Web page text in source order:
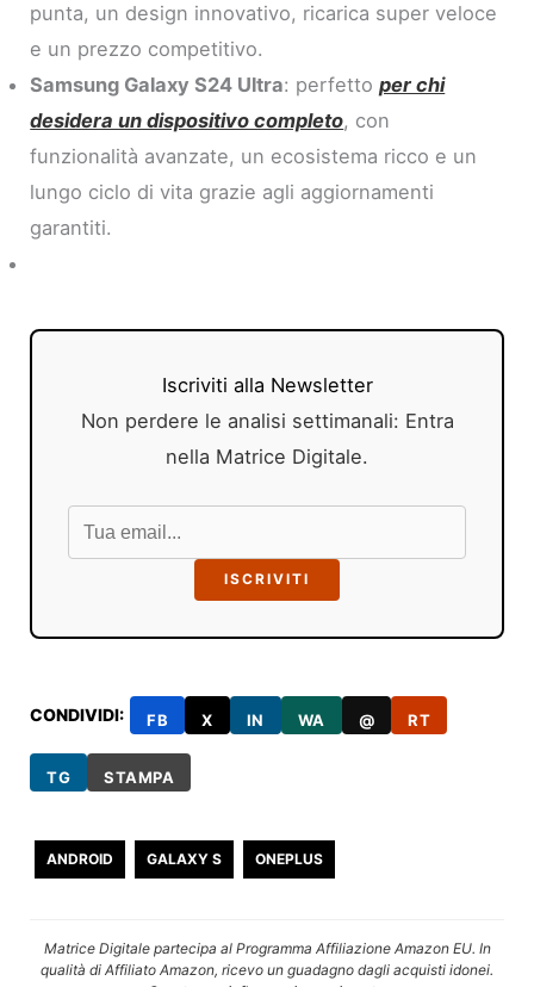
punta, un design innovativo, ricarica super veloce
e un prezzo competitivo.
Samsung Galaxy S24 Ultra: perfettoper chi
desidera un dispositivo completo, con
funzionalità avanzate, un ecosistema ricco e un
lungo ciclo di vita grazie agli aggiornamenti
garantiti.
Iscriviti alla Newsletter
Non perdere le analisi settimanali: Entra
nella Matrice Digitale.
ISCRIVITI
CONDIVIDI: FB X IN WA @ RT
TG STAMPA
ANDROID GALAXY S ONEPLUS
Matrice Digitale partecipa al Programma Affiliazione Amazon EU. In
qualità di Affiliato Amazon, ricevo un guadagno dagli acquisti idonei.